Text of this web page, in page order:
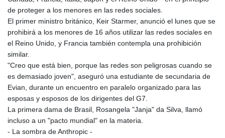
de proteger a los menores en las redes sociales.
El primer ministro británico, Keir Starmer, anunció el lunes que se
prohibirá a los menores de 16 años utilizar las redes sociales en
el Reino Unido, y Francia también contempla una prohibición
similar.
"Creo que está bien, porque las redes son peligrosas cuando se
es demasiado joven", aseguró una estudiante de secundaria de
Evian, durante un encuentro en paralelo organizado para las
esposas y esposos de los dirigentes del G7.
La primera dama de Brasil, Rosangela "Janja" da Silva, llamó
incluso a un "pacto mundial" en la materia.
- La sombra de Anthropic -